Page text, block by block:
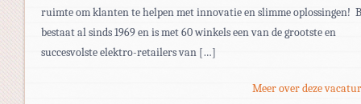
ruimte om klanten te helpen met innovatie en slimme oplossingen!
bestaat al sinds 1969 en is met 60 winkels een van de grootste en
succesvolste elektro-retailers van […]
Meer over deze